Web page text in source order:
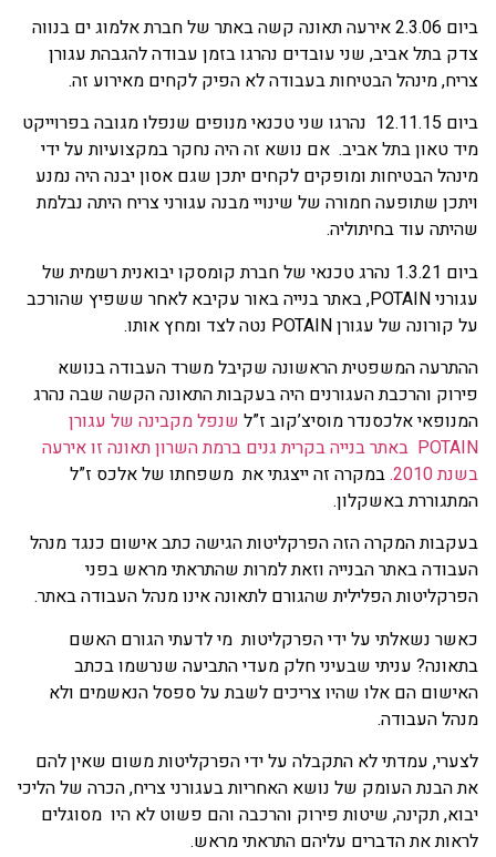
ביום 2.3.06 אירעה תאונה קשה באתר של חברת אלמוג ים בנווה
צדק בתל אביב, שני עובדים נהרגו בזמן עבודה להגבהת עגורן
צריח, מינהל הבטיחות בעבודה לא הפיק לקחים מאירוע זה.
ביום 12.11.15 נהרגו שני טכנאי מנופים שנפלו מגובה בפרוייקט
מיד טאון בתל אביב. אם נושא זה היה נחקר במקצועיות על ידי
מינהל הבטיחות ומופקים לקחים יתכן שגם אסון יבנה היה נמנע
ויתכן שתופעה חמורה של שינויי מבנה עגורני צריח היתה נבלמת
שהיתה עוד בחיתוליה.
ביום 1.3.21 נהרג טכנאי של חברת קומסקו יבואנית רשמית של
עגורני POTAIN, באתר בנייה באור עקיבא לאחר ששפיץ שהורכב
על קורונה של עגורן POTAIN נטה לצד ומחץ אותו.
ההתרעה המשפטית הראשונה שקיבל משרד העבודה בנושא
פירוק והרכבת העגורנים היה בעקבות התאונה הקשה שבה נהרג
המנופאי אלכסנדר מוסיצ’קוב ז”ל שנפל מקבינה של עגורן
POTAIN באתר בנייה בקרית גנים ברמת השרון תאונה זו אירעה
בשנת 2010.
במקרה זה ייצגתי את משפחתו של אלכס ז”ל
המתגוררת באשקלון.
בעקבות המקרה הזה הפרקליטות הגישה כתב אישום כנגד מנהל
העבודה באתר הבנייה וזאת למרות שהתראתי מראש בפני
הפרקליטות הפלילית שהגורם לתאונה אינו מנהל העבודה באתר.
כאשר נשאלתי על ידי הפרקליטות מי לדעתי הגורם האשם
בתאונה? עניתי שבעיני חלק מעדי התביעה שנרשמו בכתב
האישום הם אלו שהיו צריכים לשבת על ספסל הנאשמים ולא
מנהל העבודה.
לצערי, עמדתי לא התקבלה על ידי הפרקליטות משום שאין להם
את הבנת העומק של נושא האחריות בעגורני צריח, הכרה של הליכי
יבוא, תקינה, שיטות פירוק והרכבה והם פשוט לא היו מסוגלים
לראות את הדברים עליהם התראתי מראש.